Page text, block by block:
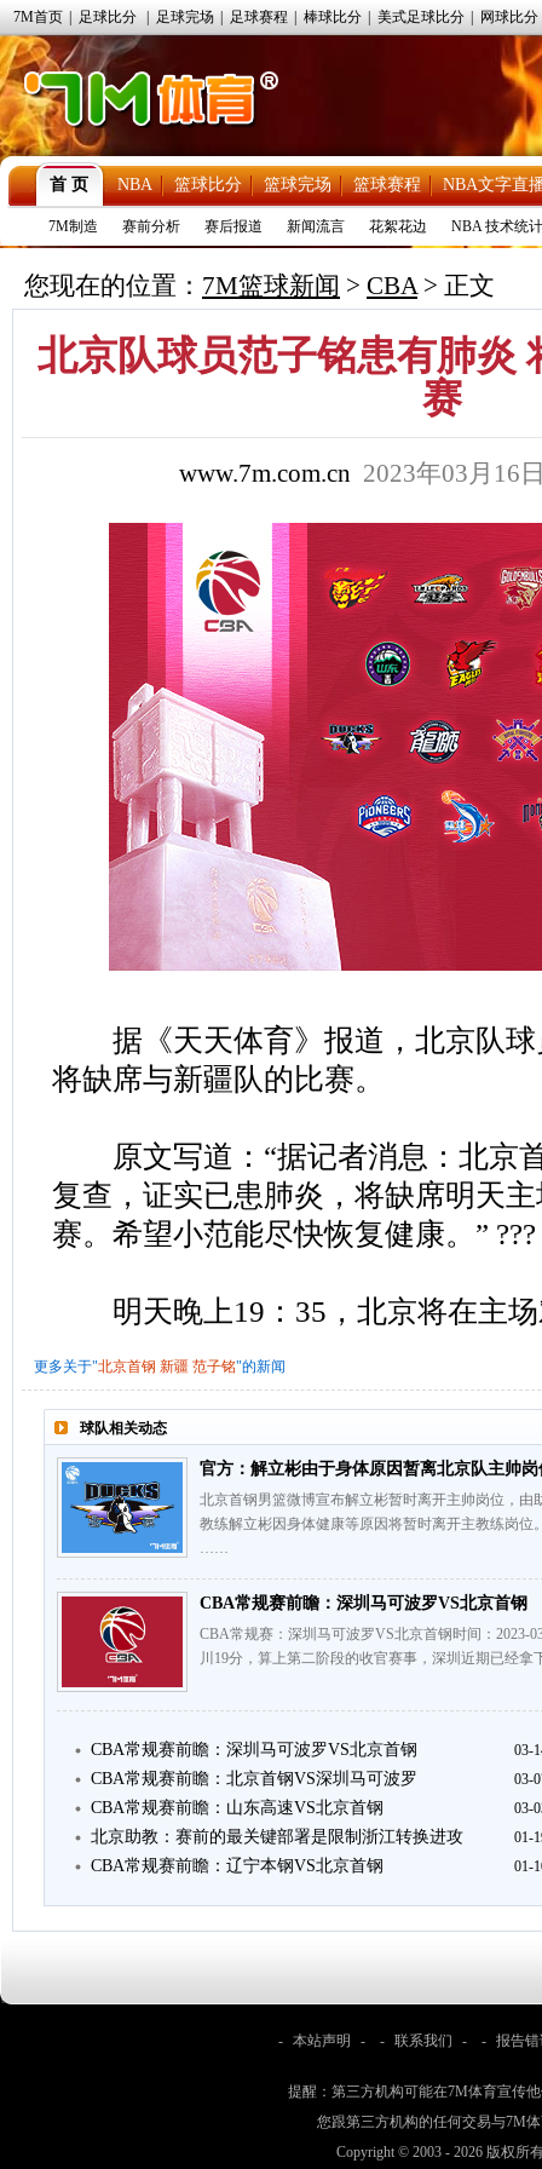
7M首页 足球比分 足球完场 足球赛程 棒球比分 美式足球比分 网球比分
首 页 NBA 篮球比分 篮球完场 篮球赛程 NBA文字直
7M制造 赛前分析 赛后报道 新闻流言 花絮花边 NBA 技术统计
您现在的位置： 7M篮球新闻 > CBA> 正文
北京队球员范子铭患有肺炎
赛
www.7m.com.cn 2023年03月16
据《天天体育》报道，北京队球
将缺席与新疆队的比赛。
原文写道：“据记者消息：北京
复查，证实已患肺炎，将缺席明天
赛。希望小范能尽快恢复健康。” ???
明天晚上19：35，北京将在主场
更多关于"北京首钢 新疆 范子铭"的新闻
球队相关动态
官方：解立彬由于身体原因暂离北京队主帅岗
北京首钢男篮微博宣布解立彬暂时离开主帅岗位，
教练解立彬因身体健康等原因将暂时离开主教练岗
……
CBA常规赛前瞻：深圳马可波罗VS北京首钢
CBA常规赛：深圳马可波罗VS北京首钢时间：2023-
川19分，算上第二阶段的收官赛事，深圳近期已经
CBA常规赛前瞻：深圳马可波罗VS北京首钢 03-
CBA常规赛前瞻：北京首钢VS深圳马可波罗 03-
CBA常规赛前瞻：山东高速VS北京首钢 03-
北京助教：赛前的最关键部署是限制浙江转换进攻 01-
CBA常规赛前瞻：辽宁本钢VS北京首钢 01-
- 本站声明 - - 联系我们 - - 报告
提醒：第三方机构可能在7M体育宣传
您跟第三方机构的任何交易与7M
Copyright © 2003 - 2026 版权所